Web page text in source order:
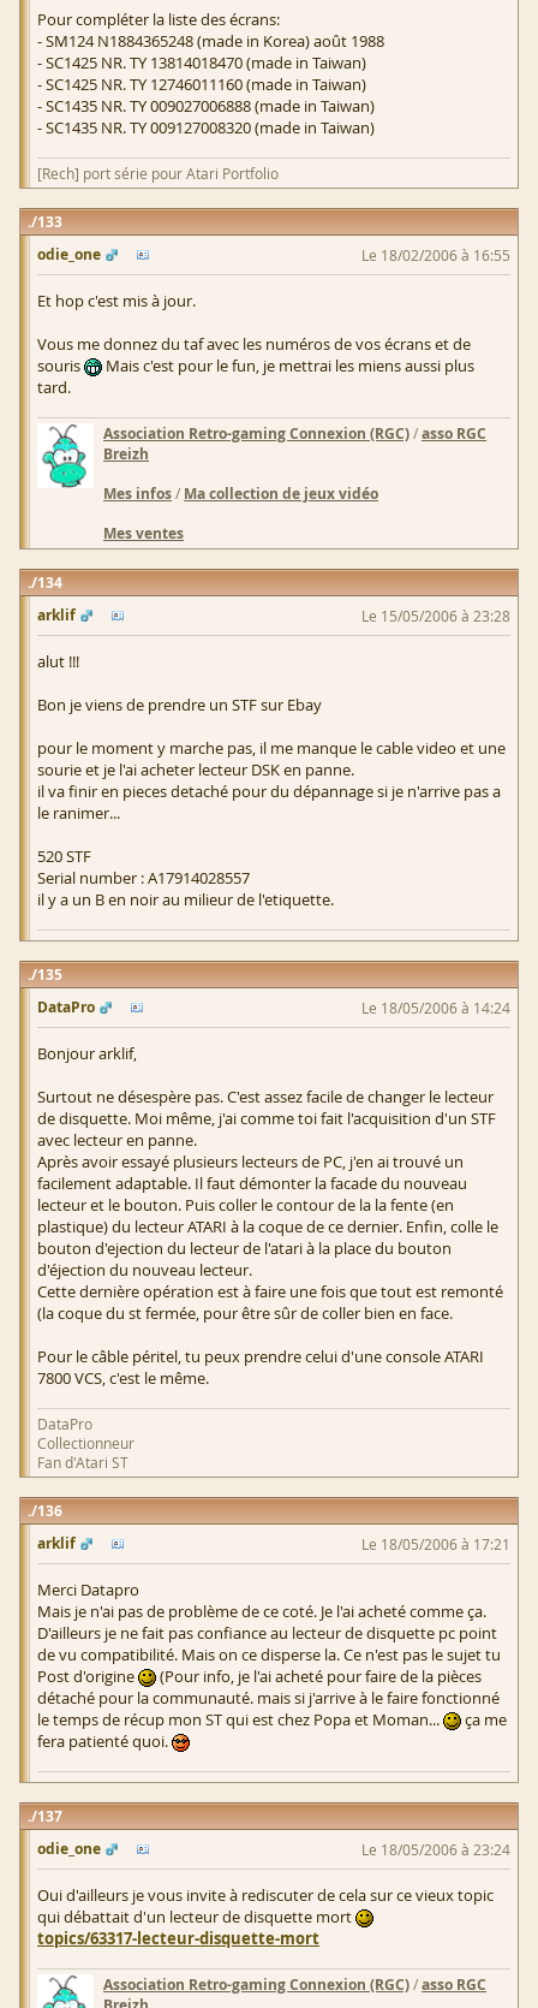
Pour compléter la liste des écrans:
- SM124 N1884365248 (made in Korea) août 1988
- SC1425 NR. TY 13814018470 (made in Taiwan)
- SC1425 NR. TY 12746011160 (made in Taiwan)
- SC1435 NR. TY 009027006888 (made in Taiwan)
- SC1435 NR. TY 009127008320 (made in Taiwan)
[Rech] port série pour Atari Portfolio
133
odie_one
Le 18/02/2006 à 16:55
Et hop c'est mis à jour.
Vous me donnez du taf avec les numéros de vos écrans et de
souris
Mais c'est pour le fun, je mettrai les miens aussi plus
tard.
Association Retro-gaming Connexion (RGC)/asso RGC
Breizh
Mes infos/ Ma collection de jeux vidéo
Mes ventes
134
arklif
Le 15/05/2006 à 23:28
alut !!!
Bon je viens de prendre un STF sur Ebay
pour le moment y marche pas, il me manque le cable video et une
sourie et je l'ai acheter lecteur DSK en panne.
il va finir en pieces detaché pour du dépannage si je n'arrive pas a
le ranimer...
520 STF
Serial number : A17914028557
il y a un B en noir au milieur de l'etiquette.
135
DataPro
Le 18/05/2006 à 14:24
Bonjour arklif,
Surtout ne désespère pas. C'est assez facile de changer le lecteur
de disquette. Moi même, j'ai comme toi fait l'acquisition d'un STF
avec lecteur en panne.
Après avoir essayé plusieurs lecteurs de PC, j'en ai trouvé un
facilement adaptable. Il faut démonter la facade du nouveau
lecteur et le bouton. Puis coller le contour de la la fente (en
plastique) du lecteur ATARI à la coque de ce dernier. Enfin, colle le
bouton d'ejection du lecteur de l'atari à la place du bouton
d'éjection du nouveau lecteur.
Cette dernière opération est à faire une fois que tout est remonté
(la coque du st fermée, pour être sûr de coller bien en face.
Pour le câble péritel, tu peux prendre celui d'une console ATARI
7800 VCS, c'est le même.
DataPro
Collectionneur
Fan d'Atari ST
136
arklif
Le 18/05/2006 à 17:21
Merci Datapro
Mais je n'ai pas de problème de ce coté. Je l'ai acheté comme ça.
D'ailleurs je ne fait pas confiance au lecteur de disquette pc point
de vu compatibilité. Mais on ce disperse la. Ce n'est pas le sujet tu
Post d'origine
(Pour info, je l'ai acheté pour faire de la pièces
détaché pour la communauté. mais si j'arrive à le faire fonctionné
le temps de récup mon ST qui est chez Popa et Moman...
ça me
fera patienté quoi.
137
odie_one
Le 18/05/2006 à 23:24
Oui d'ailleurs je vous invite à rediscuter de cela sur ce vieux topic
qui débattait d'un lecteur de disquette mort
topics/63317-lecteur-disquette-mort
Association Retro-gaming Connexion (RGC)/asso RGC